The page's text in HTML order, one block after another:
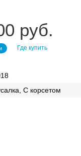
руб.
Где купить
С корсетом